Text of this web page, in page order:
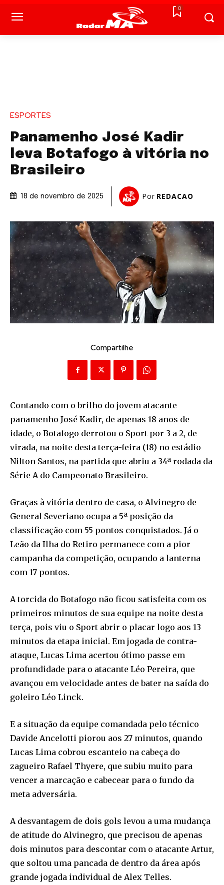
0
ESPORTES
Panamenho José Kadir
leva Botafogo à vitória no
Brasileiro
18 de novembro de 2025 Por REDACAO
Compartilhe
Contando com o brilho do jovem atacante
panamenho José Kadir, de apenas 18 anos de
idade, o Botafogo derrotou o Sport por 3 a 2, de
virada, na noite desta terça-feira (18) no estádio
Nilton Santos, na partida que abriu a 34ª rodada da
Série A do Campeonato Brasileiro.
Graças à vitória dentro de casa, o Alvinegro de
General Severiano ocupa a 5ª posição da
classificação com 55 pontos conquistados. Já o
Leão da Ilha do Retiro permanece com a pior
campanha da competição, ocupando a lanterna
com 17 pontos.
A torcida do Botafogo não ficou satisfeita com os
primeiros minutos de sua equipe na noite desta
terça, pois viu o Sport abrir o placar logo aos 13
minutos da etapa inicial. Em jogada de contra-
ataque, Lucas Lima acertou ótimo passe em
profundidade para o atacante Léo Pereira, que
avançou em velocidade antes de bater na saída do
goleiro Léo Linck.
E a situação da equipe comandada pelo técnico
Davide Ancelotti piorou aos 27 minutos, quando
Lucas Lima cobrou escanteio na cabeça do
zagueiro Rafael Thyere, que subiu muito para
vencer a marcação e cabecear para o fundo da
meta adversária.
A desvantagem de dois gols levou a uma mudança
de atitude do Alvinegro, que precisou de apenas
dois minutos para descontar com o atacante Artur,
que soltou uma pancada de dentro da área após
grande jogada individual de Alex Telles.